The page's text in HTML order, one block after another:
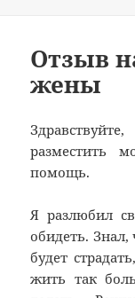
Отзыв
жены
разместить
помощь.
Я разлюбил
обидеть.
будет
жить так